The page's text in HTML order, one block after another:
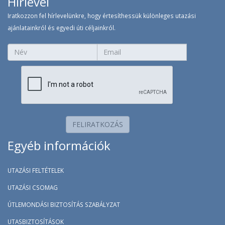
Az utazáshoz érvényes útlevélre van szükség, vízum
Kinn fizetendő szervizdíj: 5000 jen/fő a teljes utazás
Egy fő foglalása esetén egyágyas felár fizetendő.
Háromágyas szoba nincsen, igény esetén pótágyat
tudnak elhelyezni a kétágyas szobába, de teljes árú
Ebéd és vacsora egyénileg, az idegenvezetőnk a
Félnapos kiotói kirándulás Arashijamába
min. 15 fő
Iratkozzon fel hírlevelünkre, hogy értesíthessük különleges utazási
ajánlatainkról és egyedi úti céljainkról.
FELIRATKOZÁS
Egyéb információk
UTAZÁSI FELTÉTELEK
UTAZÁSI CSOMAG
ÚTLEMONDÁSI BIZTOSÍTÁS SZABÁLYZAT
UTASBIZTOSÍTÁSOK